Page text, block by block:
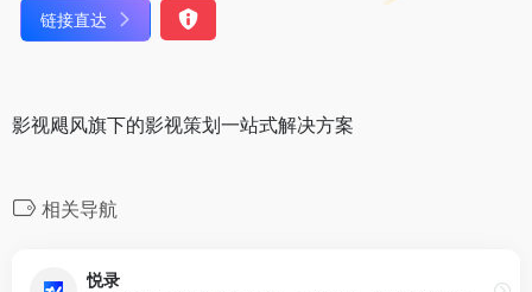
链接直达
影视飓风旗下的影视策划一站式解决方案
相关导航
悦录